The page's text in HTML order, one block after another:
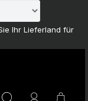
Ihr Lieferland für